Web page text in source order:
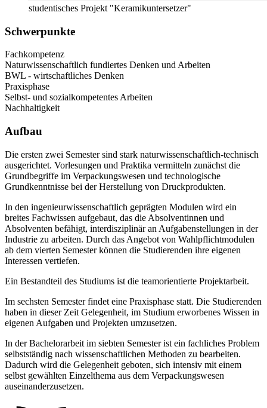
studentisches Projekt "Keramikuntersetzer"
Schwerpunkte
Fachkompetenz
Naturwissenschaftlich fundiertes Denken und Arbeiten
BWL - wirtschaftliches Denken
Praxisphase
Selbst- und sozialkompetentes Arbeiten
Nachhaltigkeit
Aufbau
Die ersten zwei Semester sind stark naturwissenschaftlich-technisch
ausgerichtet. Vorlesungen und Praktika vermitteln zunächst die
Grundbegriffe im Verpackungswesen und technologische
Grundkenntnisse bei der Herstellung von Druckprodukten.
In den ingenieurwissenschaftlich geprägten Modulen wird ein
breites Fachwissen aufgebaut, das die Absolventinnen und
Absolventen befähigt, interdisziplinär an Aufgabenstellungen in der
Industrie zu arbeiten. Durch das Angebot von Wahlpflichtmodulen
ab dem vierten Semester können die Studierenden ihre eigenen
Interessen vertiefen.
Ein Bestandteil des Studiums ist die teamorientierte Projektarbeit.
Im sechsten Semester findet eine Praxisphase statt. Die Studierenden
haben in dieser Zeit Gelegenheit, im Studium erworbenes Wissen in
eigenen Aufgaben und Projekten umzusetzen.
In der Bachelorarbeit im siebten Semester ist ein fachliches Problem
selbstständig nach wissenschaftlichen Methoden zu bearbeiten.
Dadurch wird die Gelegenheit geboten, sich intensiv mit einem
selbst gewählten Einzelthema aus dem Verpackungswesen
auseinanderzusetzen.